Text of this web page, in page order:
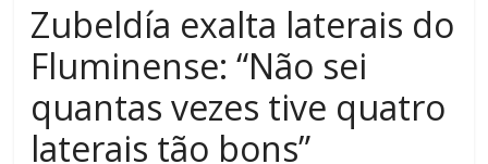
Zubeldía exalta laterais do
Fluminense: “Não sei
quantas vezes tive quatro
laterais tão bons”